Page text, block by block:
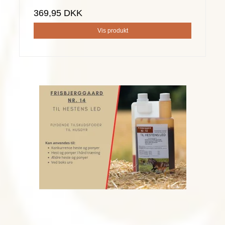
369,95 DKK
Vis produkt